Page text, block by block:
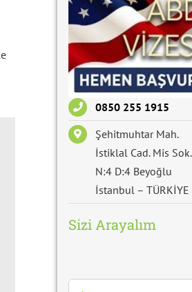
0850 255 1915
Şehitmuhtar Mah.
İstiklal Cad. Mis Sok.
N:4 D:4 Beyoğlu
İstanbul – TÜRKİYE
Sizi Arayalım